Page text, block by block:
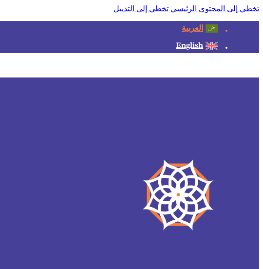
تخطي إلى المحتوى الرئيسي تخطي إلى التذييل
العربية
English